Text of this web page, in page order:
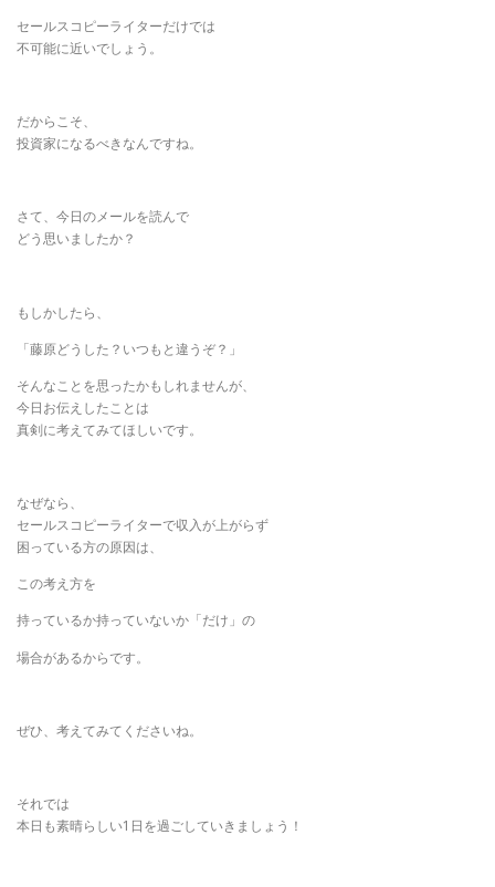
セールスコピーライターだけでは
不可能に近いでしょう。
だからこそ、
投資家になるべきなんですね。
さて、今日のメールを読んで
どう思いましたか？
もしかしたら、
「藤原どうした？いつもと違うぞ？」
そんなことを思ったかもしれませんが、
今日お伝えしたことは
真剣に考えてみてほしいです。
なぜなら、
セールスコピーライターで収入が上がらず
困っている方の原因は、
この考え方を
持っているか持っていないか「だけ」の
場合があるからです。
ぜひ、考えてみてくださいね。
それでは
本日も素晴らしい1日を過ごしていきましょう！